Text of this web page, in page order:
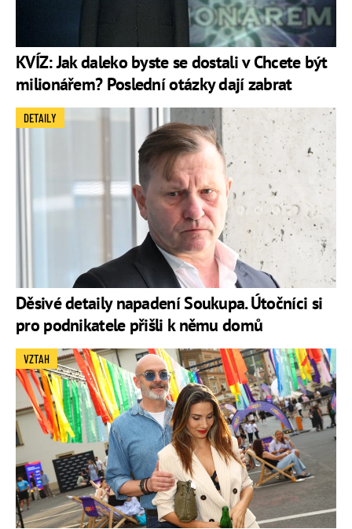
KVÍZ: Jak daleko byste se dostali v Chcete být
milionářem? Poslední otázky dají zabrat
Děsivé detaily napadení Soukupa. Útočníci si
pro podnikatele přišli k němu domů
DETAILY
VZTAH